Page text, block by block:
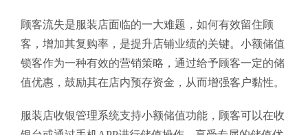
顾客流失是服装店面临的一大难题，如何有效留住顾
客，增加其复购率，是提升店铺业绩的关键。小额储值
锁客作为一种有效的营销策略，通过给予顾客一定的储
值优惠，鼓励其在店内预存资金，从而增强客户黏性。
服装店收银管理系统支持小额储值功能，顾客可以在收